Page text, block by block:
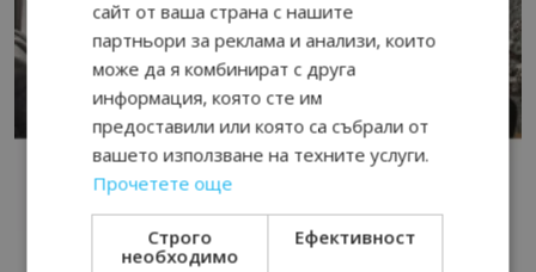
сайт от ваша страна с нашите
партньори за реклама и анализи, които
може да я комбинират с друга
информация, която сте им
предоставили или която са събрали от
вашето използване на техните услуги.
Прочетете още
Строго
необходимо
Ефективност